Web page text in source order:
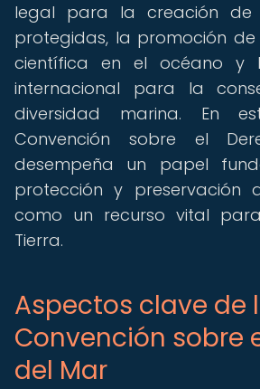
legal para la creación de
protegidas, la promoción de
científica en el océano y
internacional para la
diversidad marina. En
Convención sobre el
desempeña un papel
protección y preservación
como un recurso vital
Tierra.
Aspectos clave de
Convención sobre
del Mar